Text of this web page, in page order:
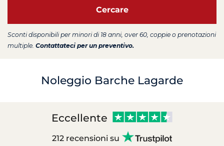
Cercare
Sconti disponibili per minori di 18 anni, over 60, coppie o prenotazioni
multiple. Contattateci per un preventivo.
Noleggio Barche Lagarde
Eccellente
212 recensioni su